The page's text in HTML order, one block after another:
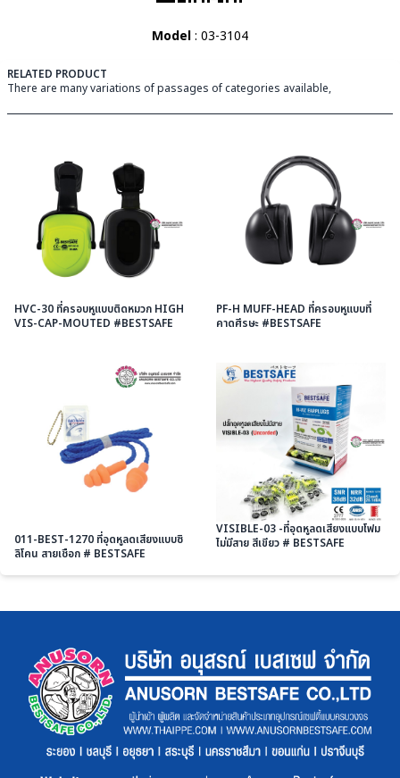
Model: 03-3104
RELATED PRODUCT
There are many variations of passages of categories available,
HVC-30 ที่ครอบหูแบบติดหมวก HIGH
VIS-CAP-MOUTED #BESTSAFE
PF-H MUFF-HEAD ที่ครอบหูแบบที่
คาดศีรษะ #BESTSAFE
011-BEST-1270 ที่อุดหูลดเสียงแบบซิ
ลิโคน สายเชือก # BESTSAFE
VISIBLE-03 -ที่อุดหูลดเสียงแบบโฟม
ไม่มีสาย สีเขียว # BESTSAFE